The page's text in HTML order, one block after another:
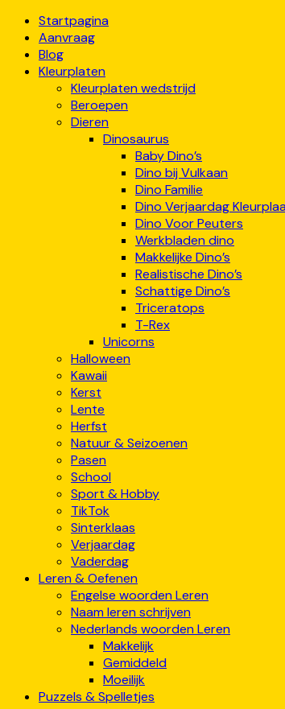
Startpagina
Aanvraag
Blog
Kleurplaten
Kleurplaten wedstrijd
Beroepen
Dieren
Dinosaurus
Baby Dino’s
Dino bij Vulkaan
Dino Familie
Dino Verjaardag
Dino Voor Peuters
Werkbladen dino
Makkelijke Dino’s
Realistische Dino’s
Schattige Dino’s
Triceratops
T-Rex
Unicorns
Halloween
Kawaii
Kerst
Lente
Herfst
Natuur & Seizoenen
Pasen
School
Sport & Hobby
TikTok
Sinterklaas
Verjaardag
Vaderdag
Leren & Oefenen
Engelse woorden Leren
Naam leren schrijven
Nederlands woorden Leren
Makkelijk
Gemiddeld
Moeilijk
Puzzels & Spelletjes